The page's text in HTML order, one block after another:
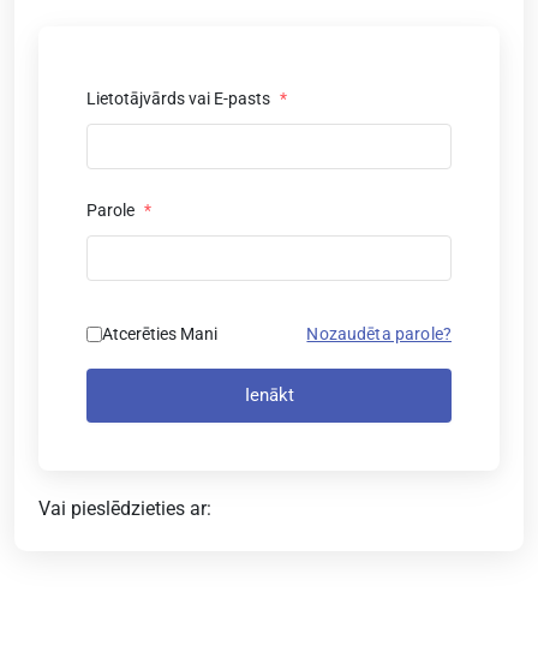
Lietotājvārds vai E-pasts *
Parole *
Atcerēties Mani Nozaudēta parole?
Ienākt
Vai pieslēdzieties ar: